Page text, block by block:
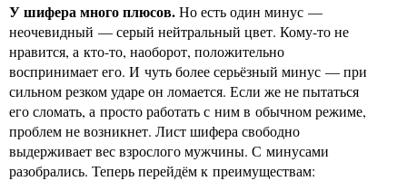
У шифера много плюсов.Но есть один минус —
неочевидный — серый нейтральный цвет. Кому-то не
нравится, а кто-то, наоборот, положительно
воспринимает его. И чуть более серьёзный минус — при
сильном резком ударе он ломается. Если же не пытаться
его сломать, а просто работать с ним в обычном режиме,
проблем не возникнет. Лист шифера свободно
выдерживает вес взрослого мужчины. С минусами
разобрались. Теперь перейдём к преимуществам: